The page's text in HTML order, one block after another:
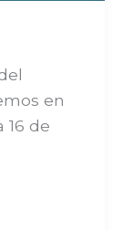
en
16 de